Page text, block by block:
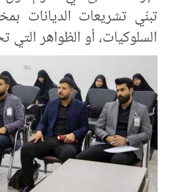
تبنّي تشريعات الديانات
السلوكيات، أو الظواهر التي